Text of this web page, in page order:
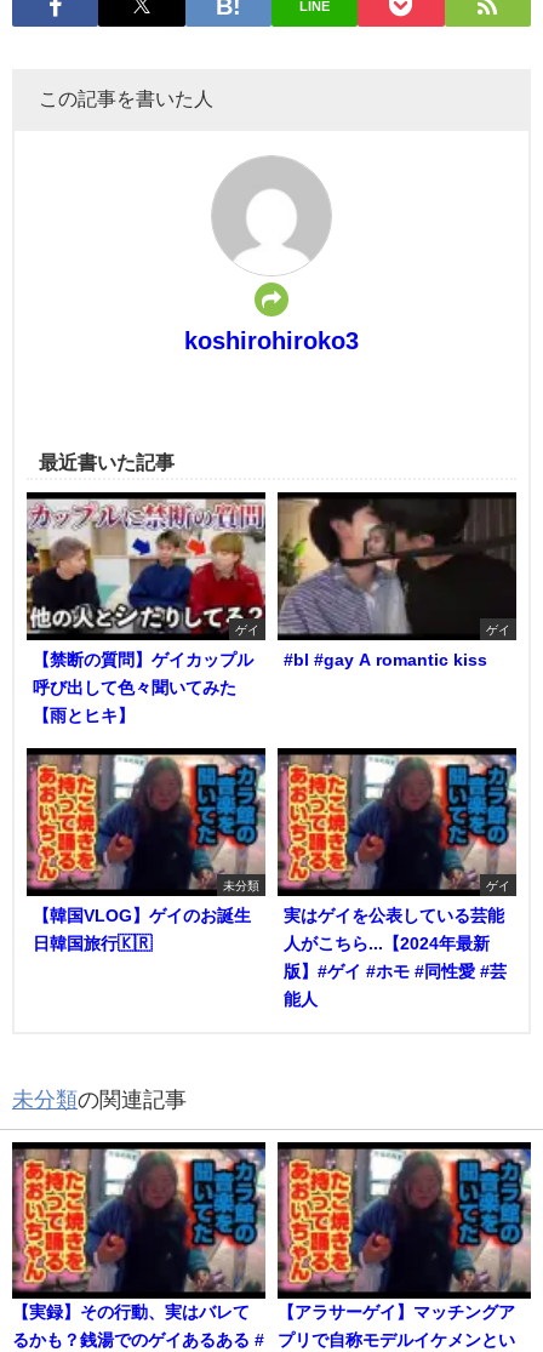
LINE
この記事を書いた人
koshirohiroko3
最近書いた記事
ゲイ
【禁断の質問】ゲイカップル
呼び出して色々聞いてみた
【雨とヒキ】
ゲイ
#bl #gay A romantic kiss
未分類
【韓国VLOG】ゲイのお誕生
日韓国旅行🇰🇷
ゲイ
実はゲイを公表している芸能
人がこちら...【2024年最新
版】#ゲイ #ホモ #同性愛 #芸
能人
未分類の関連記事
【実録】その行動、実はバレて
るかも？銭湯でのゲイあるある #
【アラサーゲイ】マッチングア
プリで自称モデルイケメンとい